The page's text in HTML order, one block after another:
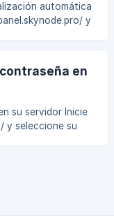
automática
y
servidor. **¡T
en
su servidor Inicie
y seleccione su